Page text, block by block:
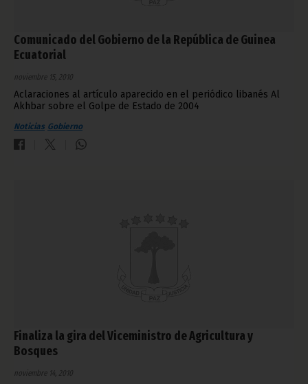
Comunicado del Gobierno de la República de Guinea
Ecuatorial
noviembre 15, 2010
Aclaraciones al artículo aparecido en el periódico libanés Al
Akhbar sobre el Golpe de Estado de 2004
Noticias Gobierno
Finaliza la gira del Viceministro de Agricultura y
Bosques
noviembre 14, 2010